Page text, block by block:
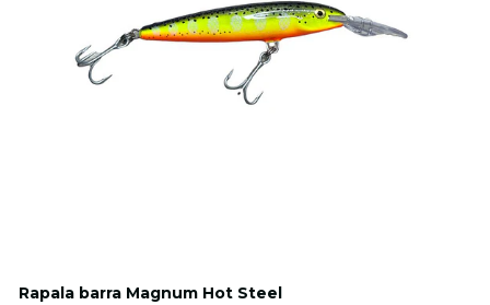
Rapala barra Magnum Hot Steel